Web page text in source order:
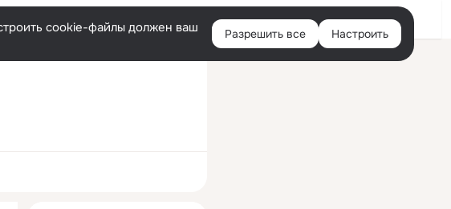
Войти
cookie-файлы должен ваш
Разрешить все Настроить